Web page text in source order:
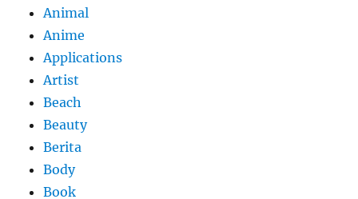
Animal
Anime
Applications
Artist
Beach
Beauty
Berita
Body
Book